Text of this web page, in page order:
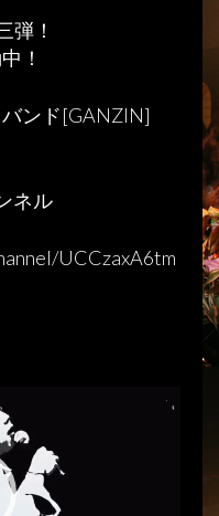
弾！
！
ンド[GANZIN]
ネル
UCCzaxA6tm